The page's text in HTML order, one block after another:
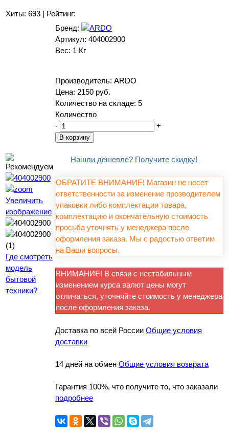
Хиты: 693 | Рейтинг:
Увеличить
изображение
Где смотреть
модель
бытовой
техники?
Бренд:
Артикул: 404002900
Вес: 1 Кг
Производитель: ARDO
Цена: 2150 руб.
Количество на складе: 5
Количество
-
+
Нашли дешевле? Получите скидку!
ОБРАТИТЕ ВНИМАНИЕ! Магазин не несет
ответственности за изменение прозводителем
упаковки либо комплектации товара,
комплектацию и окончательную стоимость
просьба уточнять у менеджера после
оформления заказа. Мы с радостью ответим
на Ваши вопросы.
ВНИМАНИЕ! В связи с нестабильным
изменением курса валют цены могут
отличаться, уточняйте стоимость у менеджера
после оформления заказа.
Доставка по всей России Общие условия
доставки
14 дней на обмен Общие условия возврата
Гарантия 100%, что получите то, что заказали
подробнее